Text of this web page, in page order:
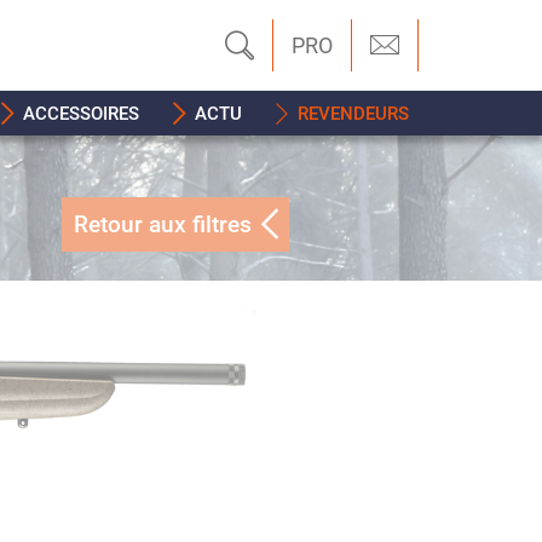
PRO
ACCESSOIRES ACTU REVENDEURS
Retour aux filtres